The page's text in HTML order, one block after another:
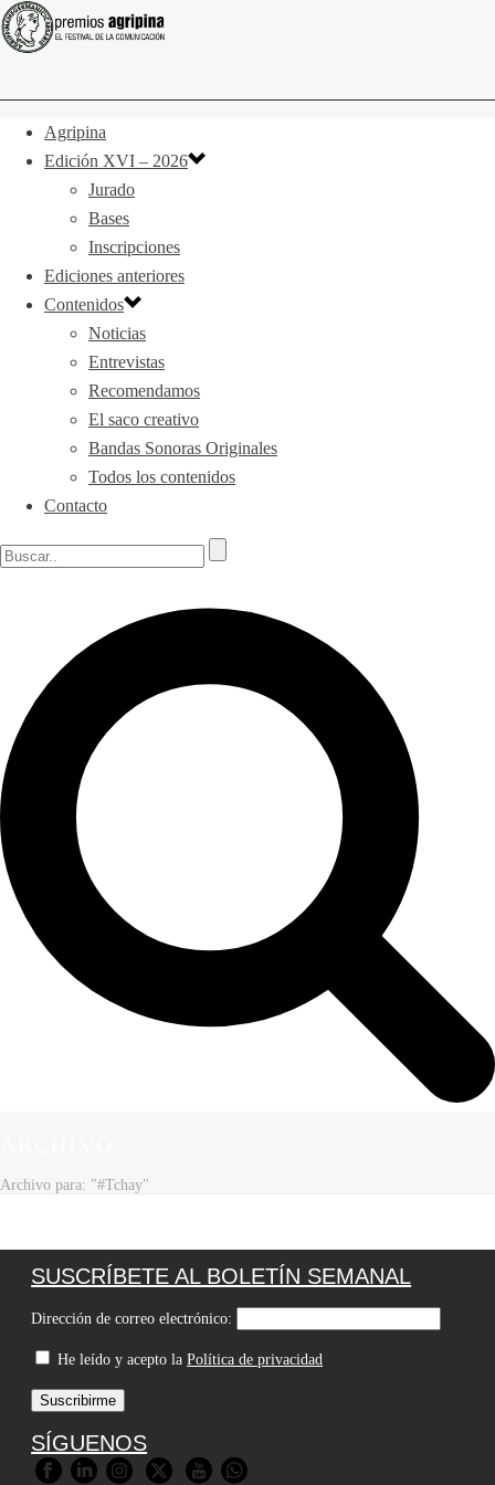
Agripina
Edición XVI – 2026
Jurado
Bases
Inscripciones
Ediciones anteriores
Contenidos
Noticias
Entrevistas
Recomendamos
El saco creativo
Bandas Sonoras Originales
Todos los contenidos
Contacto
Archivo para: "#Tchay"
SUSCRÍBETE AL BOLETÍN SEMANAL
Dirección de correo electrónico:
He leído y acepto laPolítica de privacidad
SÍGUENOS